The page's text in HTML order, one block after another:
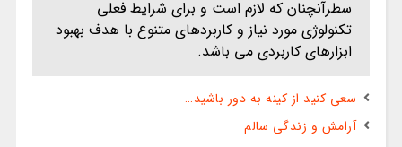
سطرآنچنان که لازم است و برای شرایط فعلی
تکنولوژی مورد نیاز و کاربردهای متنوع با هدف بهبود
ابزارهای کاربردی می باشد.
سعی کنید از کینه به دور باشید…
آرامش و زندگی سالم